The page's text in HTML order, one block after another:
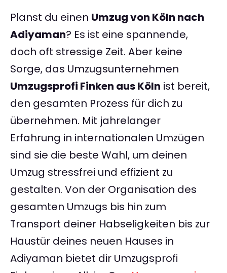
Planst du einen Umzug von Köln nach
Adiyaman? Es ist eine spannende,
doch oft stressige Zeit. Aber keine
Sorge, das Umzugsunternehmen
Umzugsprofi Finken aus Köln ist bereit,
den gesamten Prozess für dich zu
übernehmen. Mit jahrelanger
Erfahrung in internationalen Umzügen
sind sie die beste Wahl, um deinen
Umzug stressfrei und effizient zu
gestalten. Von der Organisation des
gesamten Umzugs bis hin zum
Transport deiner Habseligkeiten bis zur
Haustür deines neuen Hauses in
Adiyaman bietet dir Umzugsprofi